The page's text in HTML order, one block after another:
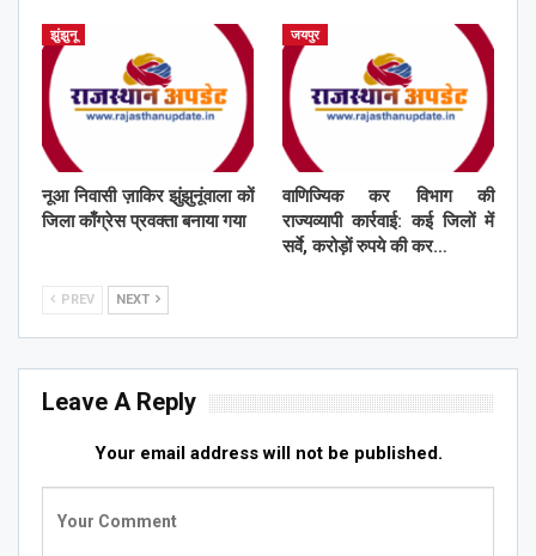
झुंझुनू
नूआ निवासी ज़ाकिर झुंझुनूंवाला कों
जिला काँग्रेस प्रवक्ता बनाया गया
जयपुर
वाणिज्यिक कर विभाग की
राज्यव्यापी कार्रवाई: कई जिलों में
सर्वे, करोड़ों रुपये की कर…
PREV NEXT
Leave A Reply
Your email address will not be published.